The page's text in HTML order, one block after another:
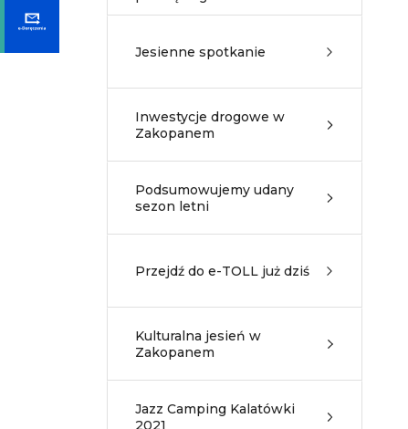
Jesienne spotkanie
Inwestycje drogowe w
Zakopanem
Podsumowujemy udany
sezon letni
Przejdź do e-TOLL już dziś
Kulturalna jesień w
Zakopanem
Jazz Camping Kalatówki
2021